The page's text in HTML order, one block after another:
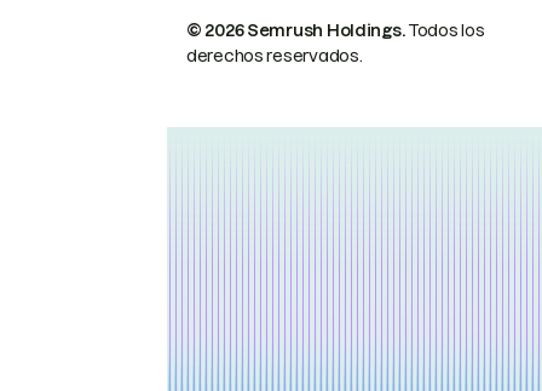
© 2026 Semrush Holdings.Todos los
derechos reservados.